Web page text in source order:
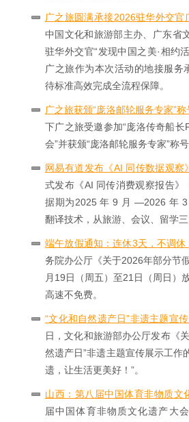
广之旅圆满承接2026驻华外交官
中国文化和旅游部主办、广东省
驻华外交官“发现中国之美·相约
广之旅作为本次活动的地接服务
待标准高效完成全流程保障。
广之旅获颁“庞洛邮轮服务专家”称
下广之旅受邀参加“庞洛传奇船
会”并获颁“庞洛邮轮服务专家”称号
网易有道发布《AI 同传数据观察》
式发布《AI 同传消费观察报告》
据期为2025 年 9 月 —2026 年
翻译技术，从旅游、会议、留学三
端午放假通知：连休3天，不调休
务院办公厅《关于2026年部分节
月19日（周五）至21日（周日）
高速不免费。
“文化和自然遗产日”非遗主题宣
日，文化和旅游部办公厅发布《
然遗产日”非遗主题宣传展示工作
遗，让生活更美好！”。
山西：第八届中国体育非物质文
届中国体育非物质文化遗产大